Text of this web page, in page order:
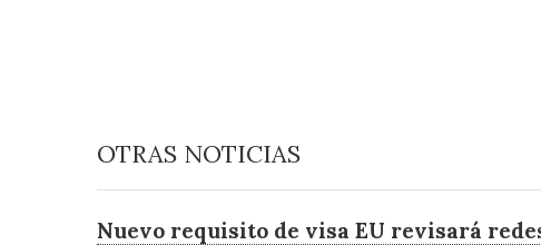
OTRAS NOTICIAS
Nuevo requisito de visa EU revisará